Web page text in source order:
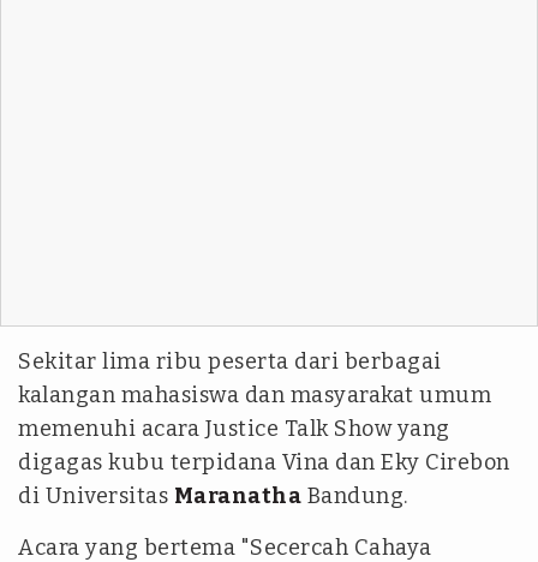
Sekitar lima ribu peserta dari berbagai
kalangan mahasiswa dan masyarakat umum
memenuhi acara Justice Talk Show yang
digagas kubu terpidana Vina dan Eky Cirebon
di Universitas Maranatha Bandung.
Acara yang bertema "Secercah Cahaya